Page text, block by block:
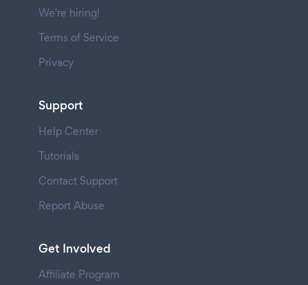
We're hiring!
Terms of Service
Privacy
Support
Help Center
Tutorials
Contact Support
Report Abuse
Get Involved
Affiliate Program